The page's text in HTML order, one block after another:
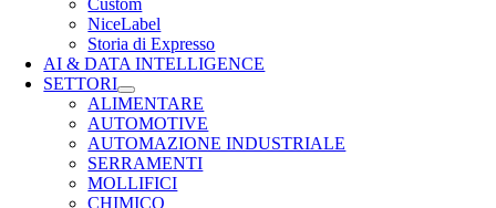
Custom
NiceLabel
Storia di Expresso
AI & DATA INTELLIGENCE
SETTORI
ALIMENTARE
AUTOMOTIVE
AUTOMAZIONE INDUSTRIALE
SERRAMENTI
MOLLIFICI
CHIMICO